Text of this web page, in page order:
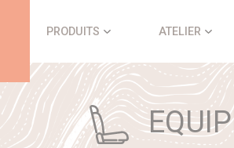
PRODUITS ATELIER